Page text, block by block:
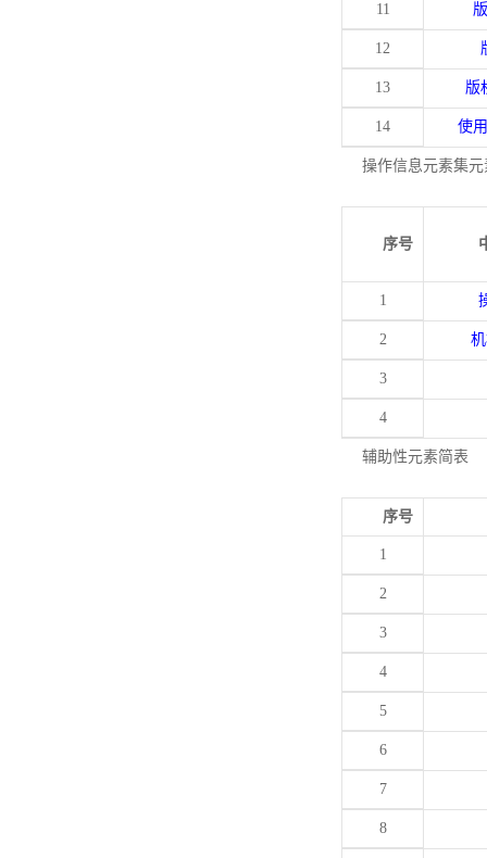
11
12
13 版
14 使
操作信息元素集
序号
1
2
3
4
辅助性元素简表
序号
1
2
3
4
5
6
7
8